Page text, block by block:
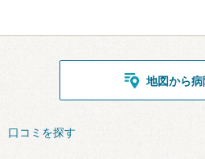
地図から
口コミを探す